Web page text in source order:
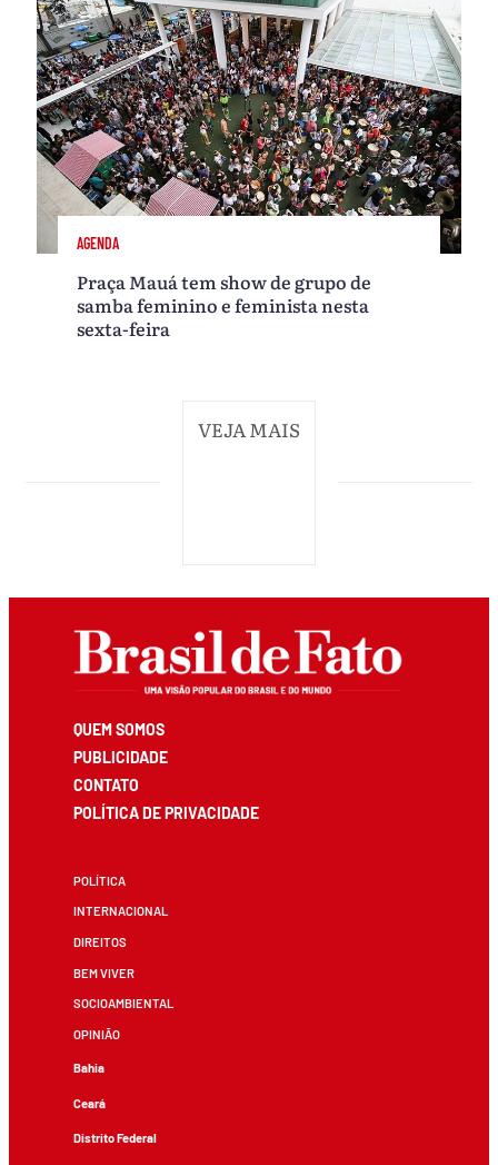
AGENDA
Praça Mauá tem show de grupo de
samba feminino e feminista nesta
sexta-feira
VEJA MAIS
QUEM SOMOS
PUBLICIDADE
CONTATO
POLÍTICA DE PRIVACIDADE
POLÍTICA
INTERNACIONAL
DIREITOS
BEM VIVER
SOCIOAMBIENTAL
OPINIÃO
Bahia
Ceará
Distrito Federal